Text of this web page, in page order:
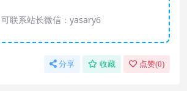
联系站长微信：yasary6
分享 收藏 点赞(0)